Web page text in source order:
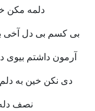
دلمه مکن
بی کسم بی دل آخی
آرمون داشتم
دی نکن خین به
نصف دله